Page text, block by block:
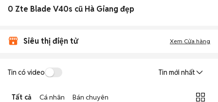
0 Zte Blade V40s cũ Hà Giang đẹp
Siêu thị điện tử Xem Cửa hàng
Tin có video Tin mới nhất
Tất cả Cá nhân Bán chuyên